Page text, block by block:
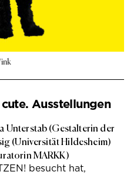
Ausstellungen
Unterstab (Gestalterin der
(Universität Hildesheim)
MARKK)
besucht hat,